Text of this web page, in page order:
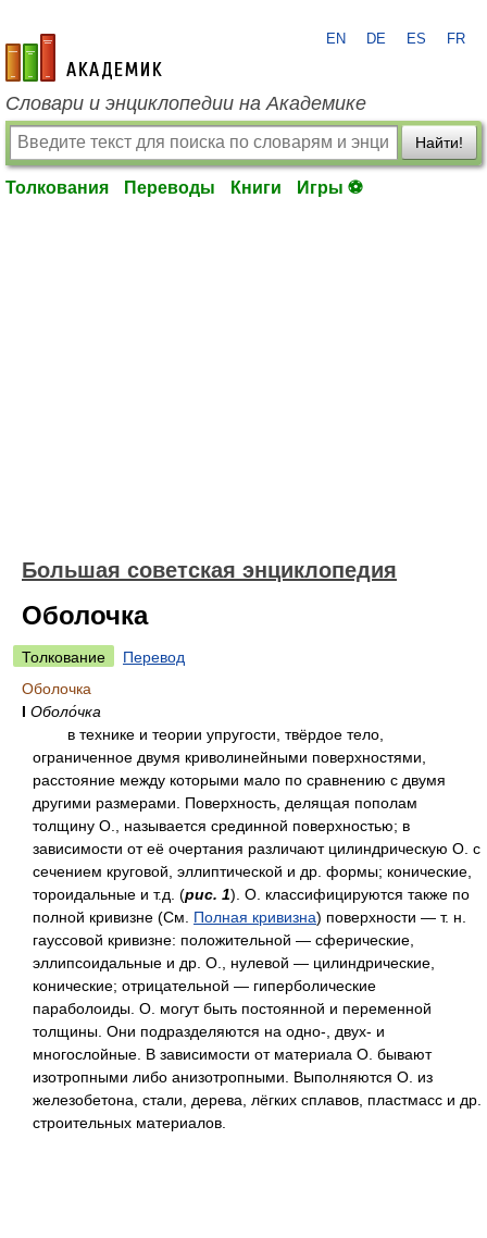
academic.ru
EN DE ES FR
Словари и энциклопедии на Академике
Найти!
Толкования Переводы Книги Игры ⚽
Большая советская энциклопедия
Оболочка
Толкование
Перевод
Оболочка
I Оболо́чка
в технике и теории упругости, твёрдое тело,
ограниченное двумя криволинейными поверхностями,
расстояние между которыми мало по сравнению с двумя
другими размерами. Поверхность, делящая пополам
толщину О., называется срединной поверхностью; в
зависимости от её очертания различают цилиндрическую О. с
сечением круговой, эллиптической и др. формы; конические,
тороидальные и т.д. (рис. 1). О. классифицируются также по
полной кривизне (См. Полная кривизна) поверхности — т. н.
гауссовой кривизне: положительной — сферические,
эллипсоидальные и др. О., нулевой — цилиндрические,
конические; отрицательной — гиперболические
параболоиды. О. могут быть постоянной и переменной
толщины. Они подразделяются на одно-, двух- и
многослойные. В зависимости от материала О. бывают
изотропными либо анизотропными. Выполняются О. из
железобетона, стали, дерева, лёгких сплавов, пластмасс и др.
строительных материалов.